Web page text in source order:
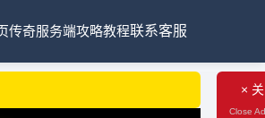
传奇服务端攻略教程联系客服
×
Close